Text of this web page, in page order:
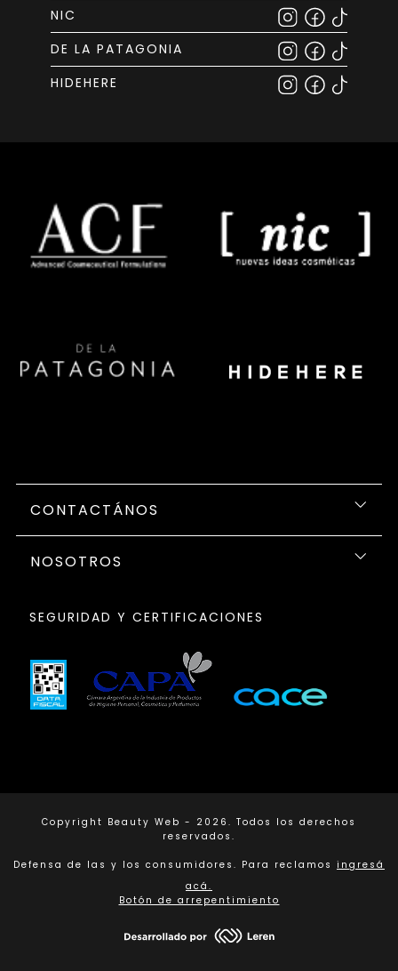
NIC
DE LA PATAGONIA
HIDEHERE
CONTACTÁNOS
NOSOTROS
SEGURIDAD Y CERTIFICACIONES
Copyright Beauty Web - 2026. Todos los derechos
reservados.
Defensa de las y los consumidores. Para reclamos ingresá
acá.
Botón de arrepentimiento